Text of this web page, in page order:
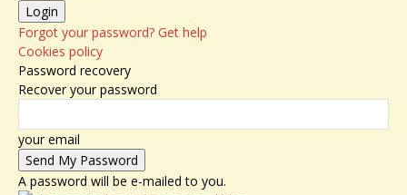
Forgot your password? Get help
Cookies policy
Password recovery
Recover your password
your email
A password will be e-mailed to you.